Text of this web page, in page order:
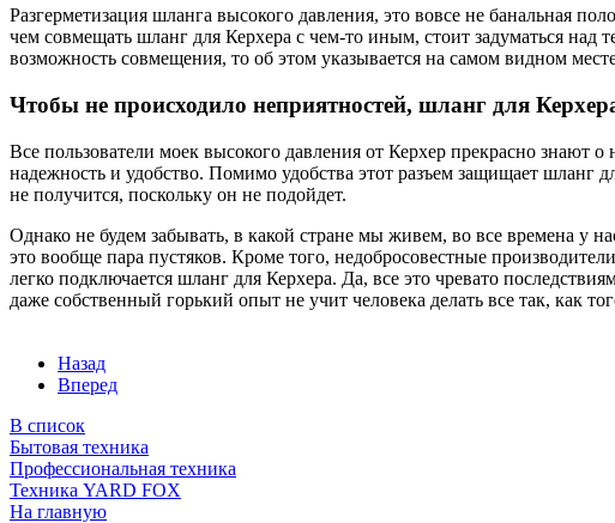
Разгерметизация шланга высокого давления, это вовсе не банальная
чем совмещать шланг для Керхера с чем-то иным, стоит задуматься
возможность совмещения, то об этом указывается на самом видном
Чтобы не происходило неприятностей, шланг для
Все пользователи моек высокого давления от Керхер прекрасно знают
надежность и удобство. Помимо удобства этот разъем защищает шланг
не получится, поскольку он не подойдет.
Однако не будем забывать, в какой стране мы живем, во все времена у
это вообще пара пустяков. Кроме того, недобросовестные
легко подключается шланг для Керхера. Да, все это чревато
даже собственный горький опыт не учит человека делать все так, как
Назад
Вперед
В список
Бытовая техника
Профессиональная техника
Техника YARD FOX
На главную